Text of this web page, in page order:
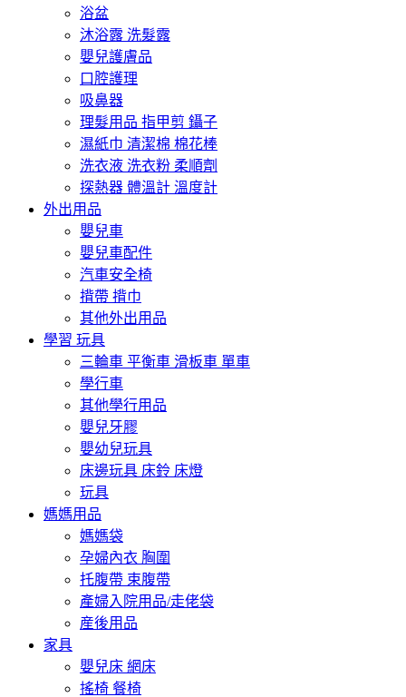
浴盆
沐浴露 洗髮露
嬰兒護膚品
口腔護理
吸鼻器
理髮用品 指甲剪 鑷子
濕紙巾 清潔棉 棉花棒
洗衣液 洗衣粉 柔順劑
探熱器 體溫計 溫度計
外出用品
嬰兒車
嬰兒車配件
汽車安全椅
揹帶 揹巾
其他外出用品
學習 玩具
三輪車 平衡車 滑板車 單車
學行車
其他學行用品
嬰兒牙膠
嬰幼兒玩具
床邊玩具 床鈴 床燈
玩具
媽媽用品
媽媽袋
孕婦內衣 胸圍
托腹帶 束腹帶
產婦入院用品/走佬袋
産後用品
家具
嬰兒床 網床
搖椅 餐椅